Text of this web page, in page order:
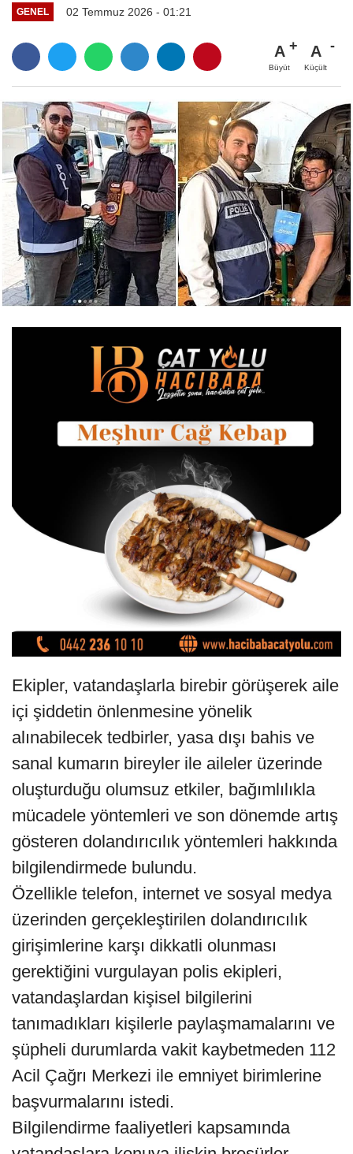
GENEL 02 Temmuz 2026 - 01:21
A
Büyüt
A
Küçült
Ekipler, vatandaşlarla birebir görüşerek aile
içi şiddetin önlenmesine yönelik
alınabilecek tedbirler, yasa dışı bahis ve
sanal kumarın bireyler ile aileler üzerinde
oluşturduğu olumsuz etkiler, bağımlılıkla
mücadele yöntemleri ve son dönemde artış
gösteren dolandırıcılık yöntemleri hakkında
bilgilendirmede bulundu.
Özellikle telefon, internet ve sosyal medya
üzerinden gerçekleştirilen dolandırıcılık
girişimlerine karşı dikkatli olunması
gerektiğini vurgulayan polis ekipleri,
vatandaşlardan kişisel bilgilerini
tanımadıkları kişilerle paylaşmamalarını ve
şüpheli durumlarda vakit kaybetmeden 112
Acil Çağrı Merkezi ile emniyet birimlerine
başvurmalarını istedi.
Bilgilendirme faaliyetleri kapsamında